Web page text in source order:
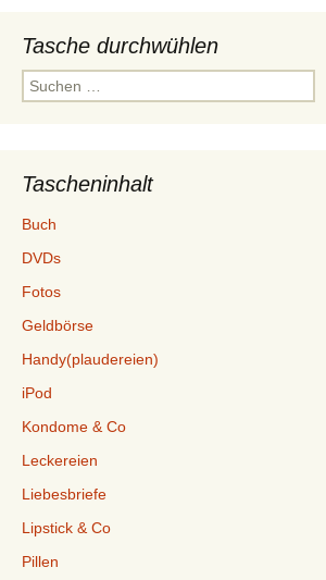
Tasche durchwühlen
Suchen
nach:
Tascheninhalt
Buch
DVDs
Fotos
Geldbörse
Handy(plaudereien)
iPod
Kondome & Co
Leckereien
Liebesbriefe
Lipstick & Co
Pillen